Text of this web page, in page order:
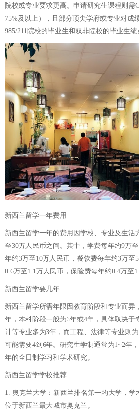
院校或专业要求更高。申请研究生课程则需
75%及以上），且部分顶尖学府或专业对成
985/211院校的毕业生和双非院校的毕业生绩
新西兰留学一年费用
新西兰留学一年的费用因学校、专业及生活
至30万人民币之间。其中，学费每年约9万
年约3万至10万人民币，餐饮费每年约3万至
0.6万至1.1万人民币，保险费每年约0.4万至
新西兰留学要几年
新西兰留学所需年限因教育阶段和专业而异
年，本科阶段一般为3年或4年，具体取决于
计等专业多为3年，而工程、法律等专业则
可能需要4到6年。研究生学制通常为1~2年
年的全日制学习和学术研究。
新西兰留学学校推荐
1. 奥克兰大学：新西兰排名第一的大学，学
位于新西兰最大城市奥克兰。